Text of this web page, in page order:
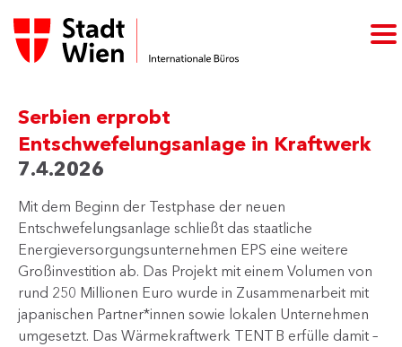
Serbien erprobt
Entschwefelungsanlage in Kraftwerk
7.4.2026
Mit dem Beginn der Testphase der neuen
Entschwefelungsanlage schließt das staatliche
Energieversorgungsunternehmen EPS eine weitere
Großinvestition ab. Das Projekt mit einem Volumen von
rund 250 Millionen Euro wurde in Zusammenarbeit mit
japanischen Partner*innen sowie lokalen Unternehmen
umgesetzt. Das Wärmekraftwerk TENT B erfülle damit –